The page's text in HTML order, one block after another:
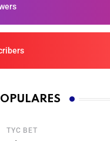
TYC BET